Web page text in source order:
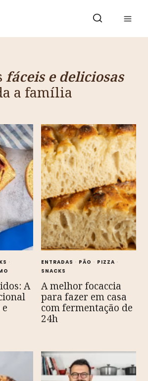
fáceis e deliciosas
a família
·
A
ENTRADAS · PÃO · PIZZA ·
SNACKS
A melhor focaccia
para fazer em casa
com fermentação de
24h